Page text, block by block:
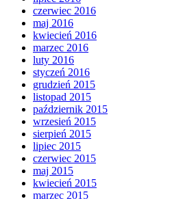
czerwiec 2016
maj 2016
kwiecień 2016
marzec 2016
luty 2016
styczeń 2016
grudzień 2015
listopad 2015
październik 2015
wrzesień 2015
sierpień 2015
lipiec 2015
czerwiec 2015
maj 2015
kwiecień 2015
marzec 2015